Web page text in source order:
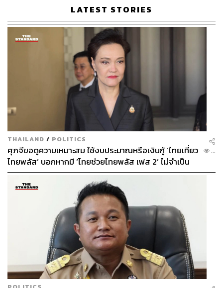
ที่ใช้ปลาฮามาจิหมักด้วยวิธี Misozuke หรือหมักด้วยมิโซะ
จากเกียวโตเพื่อดึงน้ำออกจากตัวปลา ทำให้เมื่อเอาปลาไป
ย่างแล้วเนื้อปลาจะมีเท็กซ์เจอร์กรอบด้านนอก แต่ด้านในยัง
คงความฉ่ำเอาไว้อยู่ การเลือกปลาของทางร้านนั้นเลือกมา
จากตลาดปลาที่ญี่ปุ่นจึงสามารถมั่นใจในคุณภาพและความ
สดใหม่ได้เลย ในจานปลานั้นรายล้อมด้วยทามะโกะยากิ ชิรา
อะเอะผักปวยเล้ง หรือผักปวยเล้งราดด้วยเต้าหู้บด และบรอก
โคลีคลุกงา ส่วนข้าวนั้นเป็นข้าวญี่ปุ่นผสมธัญพืชโรยด้วยโอ
กากะหรือปลาแห้งรสชาติกลมกล่อม
ถ้วยใบเล็กที่รายล้อมกับข้าวจานหลักก็มีทั้งไข่ออนเซนใน
โชยุหวานทำเองของทางร้าน ผักดองนานาชนิดที่ทางร้านทำ
เองเช่นกัน แต่ถ้ายังไม่หนำใจก็สามารถเลือกเพิ่มIkura(90
บาท) ได้ โดยไข่ปลาแซลมอนจะมีกลิ่นรสจางๆ ของส้มยูสุ
เพิ่มความสดชื่นด้วย ส่วนซุปมิโซะนั้นทางร้านก็ใช้มิโซะที่ทำ
เอง ในซุปก็เต็มไปด้วยผักหัวแบบเดียวกับในจานผักดอง
LATEST STORIES
THAILAND / POLITICS
ศุภจีขอดูความเหมาะสม ใช้งบประมาณหรือเงินกู้ ‘ไทยเที่ยว
ไทยพลัส’ บอกหากมี ‘ไทยช่วยไทยพลัส เฟส 2’ ไม่จำเป็น
ต้องออกพร้อมกัน
...